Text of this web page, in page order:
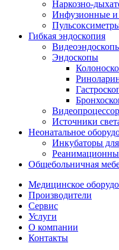
Наркозно-
Инфузионные
Гибкая эндоскопия
Эндоскопы
Источники
Неонатальное
Инкубаторы
Общебольничная
Медицинское
Производители
Сервис
Услуги
О компании
Контакты